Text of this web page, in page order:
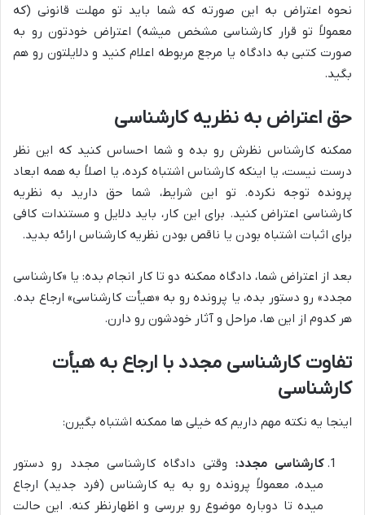
نحوه اعتراض به این صورته که شما باید تو مهلت قانونی (که
معمولاً تو قرار کارشناسی مشخص میشه) اعتراض خودتون رو به
صورت کتبی به دادگاه یا مرجع مربوطه اعلام کنید و دلایلتون رو هم
بگید.
حق اعتراض به نظریه کارشناسی
ممکنه کارشناس نظرش رو بده و شما احساس کنید که این نظر
درست نیست، یا اینکه کارشناس اشتباه کرده، یا اصلاً به همه ابعاد
پرونده توجه نکرده. تو این شرایط، شما حق دارید به نظریه
کارشناسی اعتراض کنید. برای این کار، باید دلایل و مستندات کافی
برای اثبات اشتباه بودن یا ناقص بودن نظریه کارشناس ارائه بدید.
بعد از اعتراض شما، دادگاه ممکنه دو تا کار انجام بده: یا «کارشناسی
مجدد» رو دستور بده، یا پرونده رو به «هیأت کارشناسی» ارجاع بده.
هر کدوم از این ها، مراحل و آثار خودشون رو دارن.
تفاوت کارشناسی مجدد با ارجاع به هیأت
کارشناسی
اینجا یه نکته مهم داریم که خیلی ها ممکنه اشتباه بگیرن:
کارشناسی مجدد: وقتی دادگاه کارشناسی مجدد رو دستور
میده، معمولاً پرونده رو به یه کارشناس (فرد جدید) ارجاع
میده تا دوباره موضوع رو بررسی و اظهارنظر کنه. این حالت